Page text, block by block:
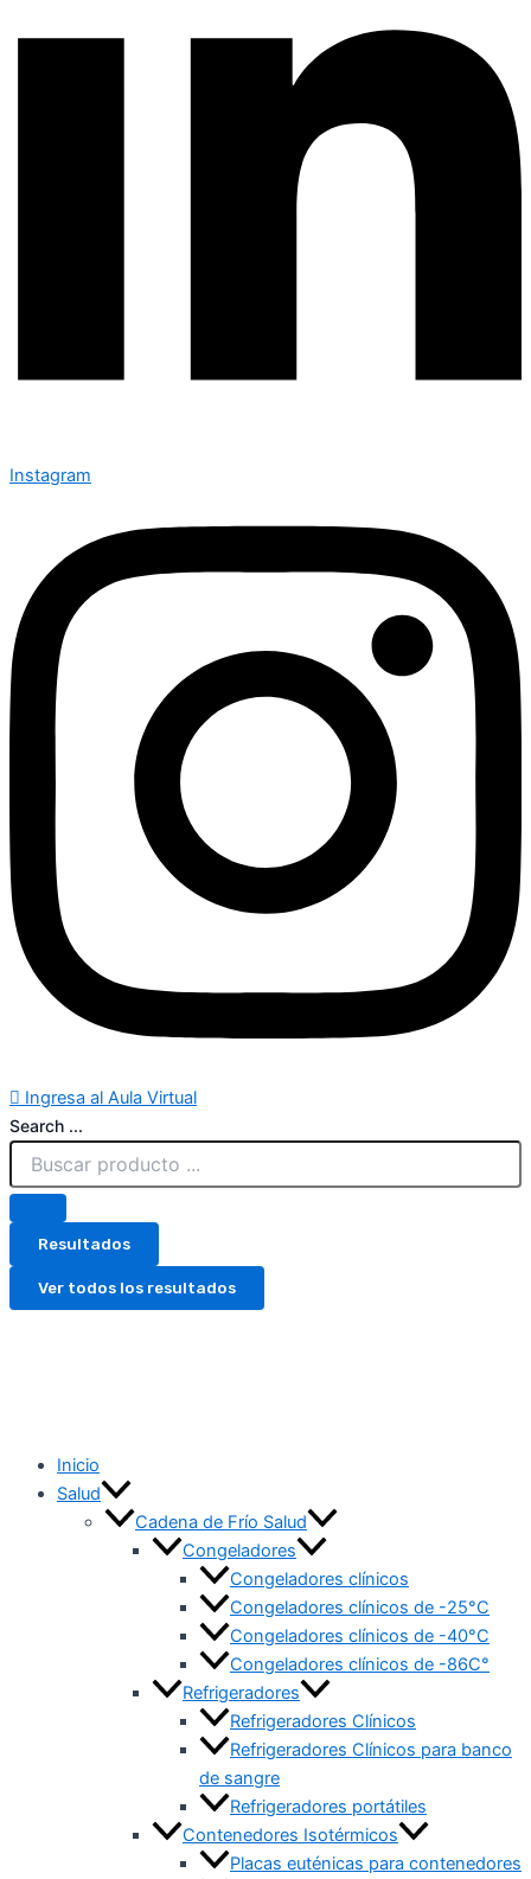
Instagram
Ingresa al Aula Virtual
Search ...
Resultados
Ver todos los resultados
Inicio
Salud
Cadena de Frío Salud
Congeladores
Congeladores clínicos
Congeladores clínicos de -25°C
Congeladores clínicos de -40°C
Congeladores clínicos de -86C°
Refrigeradores
Refrigeradores Clínicos
Refrigeradores Clínicos para banco
de sangre
Refrigeradores portátiles
Contenedores Isotérmicos
Placas euténicas para contenedores